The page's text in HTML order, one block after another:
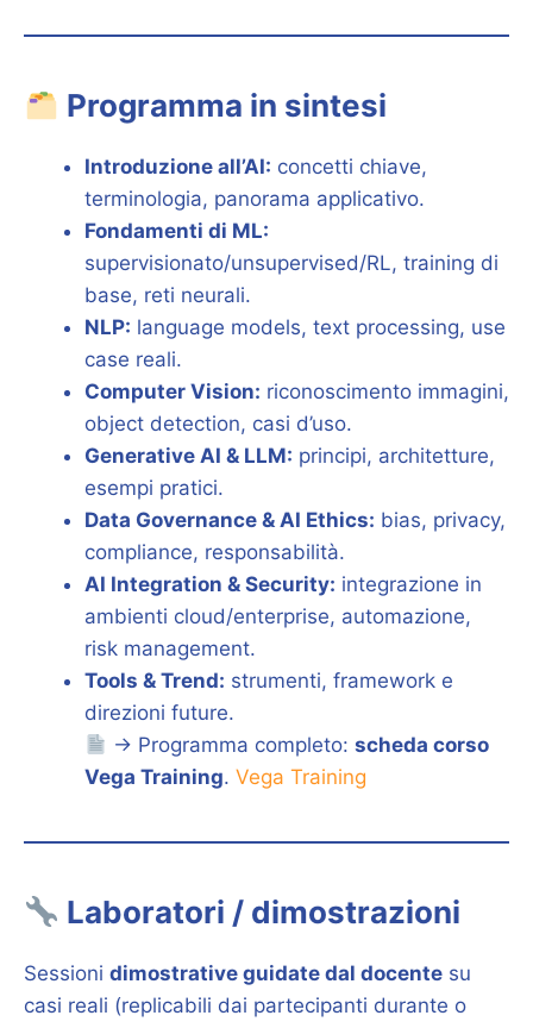
Programma in sintesi
Introduzione all’AI: concetti chiave,
terminologia, panorama applicativo.
Fondamenti di ML:
supervisionato/unsupervised/RL, training di
base, reti neurali.
NLP: language models, text processing, use
case reali.
Computer Vision: riconoscimento immagini,
object detection, casi d’uso.
Generative AI & LLM: principi, architetture,
esempi pratici.
Data Governance & AI Ethics: bias, privacy,
compliance, responsabilità.
AI Integration & Security: integrazione in
ambienti cloud/enterprise, automazione,
risk management.
Tools & Trend: strumenti, framework e
direzioni future.
→ Programma completo:scheda corso
Vega Training. Vega Training
Laboratori / dimostrazioni
Sessioni dimostrative guidate dal docente su
casi reali (replicabili dai partecipanti durante o